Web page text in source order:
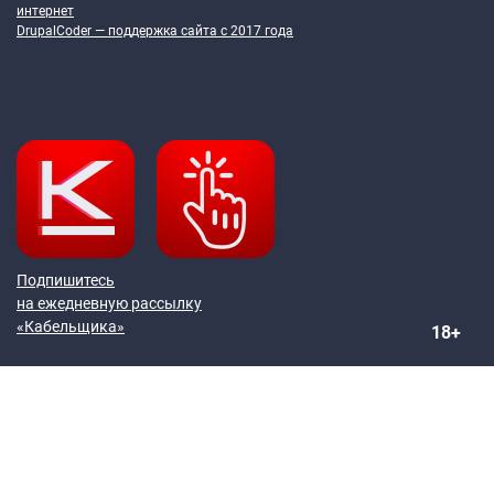
интернет
DrupalCoder — поддержка сайта c 2017 года
Подпишитесь
на ежедневную рассылку
«Кабельщика»